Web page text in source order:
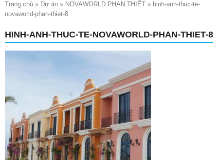
Trang chủ » Dự án » NOVAWORLD PHAN THIẾT » hinh-anh-thuc-te-
novaworld-phan-thiet-8
HINH-ANH-THUC-TE-NOVAWORLD-PHAN-THIET-8